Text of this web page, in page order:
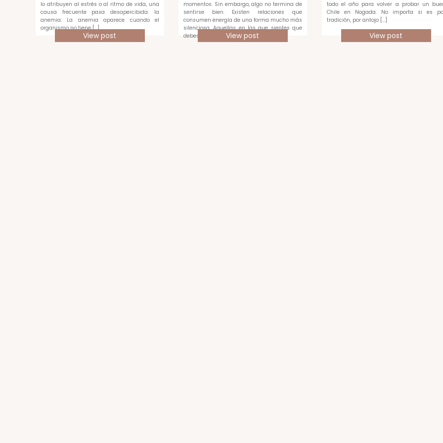
lo atribuyen al estrés o al ritmo de vida, una
causa frecuente pasa desapercibida: la
anemia. La anemia aparece cuando el
organismo no tiene […]
View post
momentos. Sin embargo, algo no termina de
sentirse bien. Existen relaciones que
consumen energía de una forma mucho más
silenciosa. Aquellas en las que sientes que
debes medir cada […]View post
todo el año para volver a probar un
Chile en Nogada. No importa si es
tradición, por antojo […]
View post